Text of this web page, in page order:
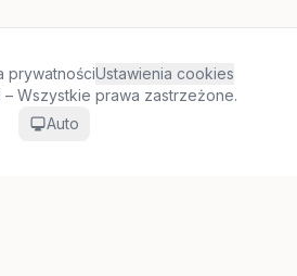
prywatnościUstawienia cookies
Wszystkie prawa zastrzeżone.
Auto